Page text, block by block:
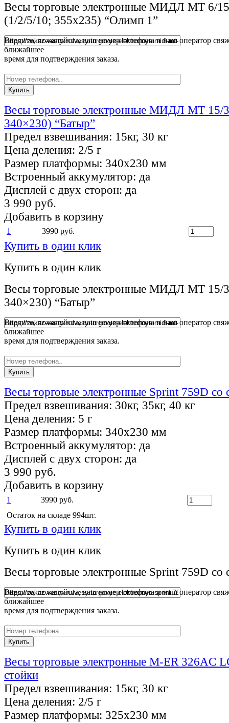
Весы торговые электронные МИДЛ МТ
(1/2/5/10; 355х235) “Олимп 1”
Введите, пожалуйста, ваш номер телефона и наш оператор
ближайшее
время для подтверждения заказа.
Весы торговые электронные МИДЛ МТ
340×230) “Батыр”
Предел взвешивания: 15кг, 30 кг
Цена деления: 2/5 г
Размер платформы: 340х230 мм
Встроенный аккумулятор: да
Дисплей с двух сторон: да
3 990 руб.
Добавить в корзину
1 3990 руб.
Купить в один клик
Купить в один клик
Весы торговые электронные МИДЛ МТ
340×230) “Батыр”
Введите, пожалуйста, ваш номер телефона и наш оператор
ближайшее
время для подтверждения заказа.
Весы торговые электронные Sprint 759D со
Предел взвешивания: 30кг, 35кг, 40 кг
Цена деления: 5 г
Размер платформы: 340х230 мм
Встроенный аккумулятор: да
Дисплей с двух сторон: да
3 990 руб.
Добавить в корзину
1
3990 руб.
Остаток на складе 994шт.
Купить в один клик
Купить в один клик
Весы торговые электронные Sprint 759D со
Введите, пожалуйста, ваш номер телефона и наш оператор
ближайшее
время для подтверждения заказа.
Весы торговые электронные M-ER 326AC
стойки
Предел взвешивания: 15кг, 30 кг
Цена деления: 2/5 г
Размер платформы: 325x230 мм